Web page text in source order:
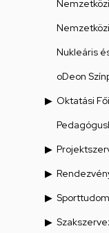
Nukleáris
oDeon
Oktatási